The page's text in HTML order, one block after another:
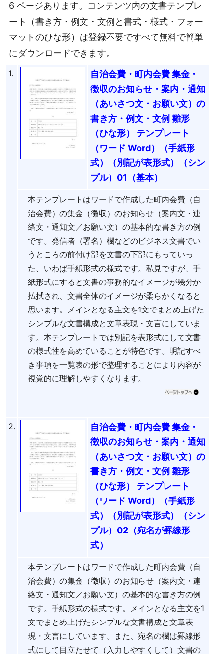
6 ページあります。コンテンツ内の文書テンプレ
ート（書き方・例文・文例と書式・様式・フォー
マットのひな形）は登録不要ですべて無料で簡単
にダウンロードできます。
1.
自治会費・町内会費 集金・
徴収のお知らせ・案内・通知
（あいさつ文・お願い文）の
書き方・例文・文例 雛形
（ひな形） テンプレート
（ワード Word）（手紙形
式）（別記が表形式）（シン
プル）01（基本）
本テンプレートはワードで作成した町内会費（自
治会費）の集金（徴収）のお知らせ（案内文・連
絡文・通知文／お願い文）の基本的な書き方の例
です。発信者（署名）欄などのビジネス文書でい
うところの前付け部を文書の下部にもっていっ
た、いわば手紙形式の様式です。私見ですが、手
紙形式にすると文書の事務的なイメージが幾分か
払拭され、文書全体のイメージが柔らかくなると
思います。メインとなる主文を1文でまとめ上げた
シンプルな文書構成と文章表現・文言にしていま
す。本テンプレートでは別記を表形式にして文書
の様式性を高めていることが特色です。明記すべ
き事項を一覧表の形で整理することにより内容が
視覚的に理解しやすくなります。
2.
自治会費・町内会費 集金・
徴収のお知らせ・案内・通知
（あいさつ文・お願い文）の
書き方・例文・文例 雛形
（ひな形） テンプレート
（ワード Word）（手紙形
式）（別記が表形式）（シン
プル）02（宛名が罫線形
式）
本テンプレートはワードで作成した町内会費（自
治会費）の集金（徴収）のお知らせ（案内文・連
絡文・通知文／お願い文）の基本的な書き方の例
です。手紙形式の様式です。メインとなる主文を1
文でまとめ上げたシンプルな文書構成と文章表
現・文言にしています。また、宛名の欄は罫線形
式にして目立たせて（入力しやすくして）文書の